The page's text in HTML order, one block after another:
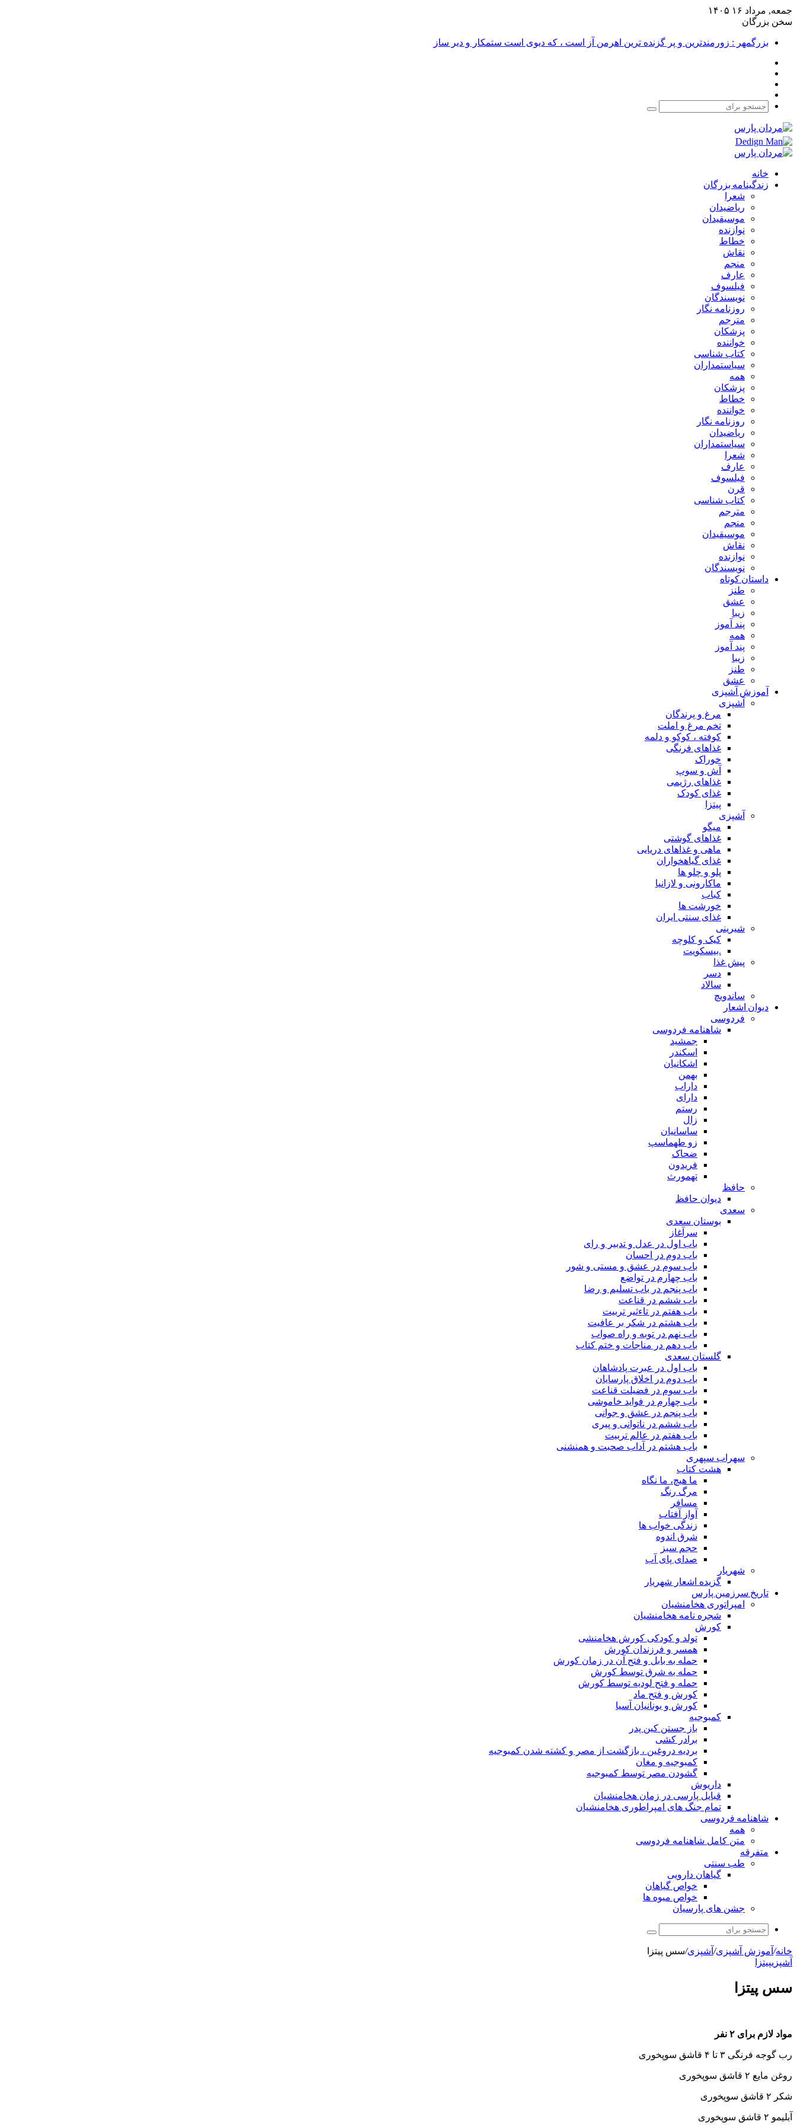
جمعه, مرداد ۱۶ ۱۴۰۵
سخن بزرگان
بزرگمهر : زورمندترین و پر گزنده ترین اهرمن آز است ، که دیوی است ستمکار و دیر ساز
جستجو
خانه
زندگینامه بزرگان
شعرا
ریاضیدان
موسیقیدان
نوازنده
خطاط
نقاش
منجم
عارف
فیلسوف
نویسندگان
روزنامه نگار
مترجم
پزشکان
خواننده
کتاب شناسی
سیاستمداران
همه
پزشکان
خطاط
خواننده
روزنامه نگار
ریاضیدان
سیاستمداران
شعرا
عارف
فیلسوف
قرن
کتاب شناسی
مترجم
منجم
موسیقیدان
نقاش
نوازنده
نویسندگان
داستان کوتاه
طنز
عشق
زیبا
پند آموز
همه
پند آموز
زیبا
طنز
عشق
آموزش آشپزی
آشپزی
مرغ و پرندگان
تخم مرغ و املت
کوفته ، کوکو و دلمه
غذاهای فرنگی
خوراک
آش و سوپ
غذاهای رژیمی
غذای کودک
پیتزا
آشپزی
میگو
غذاهای گوشتی
ماهی و غذاهای دریایی
غذای گیاهخواران
پلو و چلو ها
ماکارونی و لازانیا
کباب
خورشت ها
غذای سنتی ایران
شیرینی
کیک و کلوچه
.بیسکویت
پیش غذا
دسر
سالاد
ساندویچ
دیوان اشعار
فردوسی
شاهنامه فردوسی
جمشید
اسکندر
اشکانیان
بهمن
داراب
دارای
رستم
زال
ساسانیان
زو طهماسپ‏
ضحاک
فریدون
تهمورث
حافظ
دیوان حافظ
سعدی
بوستان سعدی
سرآغاز
باب اول در عدل و تدبیر و رای
باب دوم در احسان
باب سوم در عشق و مستی و شور
باب چهارم در تواضع
باب پنجم در باب تسلیم و رضا
باب ششم در قناعت
باب هفتم در تاءثیر تربیت
باب هشتم در شکر بر عافیت
باب نهم در توبه و راه صواب
باب دهم در مناجات و ختم کتاب
گلستان سعدی
باب اول در عبرت پادشاهان
باب دوم در اخلاق پارسایان
باب سوم در فضیلت قناعت
باب چهارم در فواید خاموشى
باب پنجم در عشق و جوانى
باب ششم در ناتوانى و پیرى
باب هفتم در عالم تربیت
باب هشتم در آداب صحبت و همنشنى
سهراب سپهری
هشت کتاب
ما هیچ، ما نگاه
مرگ رنگ
مسافر
آواز آفتاب
زندگی خواب ها
شرق اندوه
حجم سبز
صدای پای آب
شهریار
گزیده اشعار شهریار
تاریخ سرزمین پارس
امپراتوری هخامنشیان
شجره نامه هخامنشیان
کورش
تولد و کودکی کورش هخامنشی
همسر و فرزندان کورش
حمله به بابل و فتح آن در زمان کورش
حمله به شرق توسط کورش
حمله و فتح لودیه توسط کورش
کورش و فتح ماد
کورش و یونانیان آسیا
کمبوجیه
باز جستن کین پدر
برادر کشی
بردیه دروغین ، بازگشت از مصر و کشته شدن کمبوجیه
کمبوجیه و مغان
گشودن مصر توسط کمبوجیه
داریوش
قبایل پارسی در زمان هخامنشیان
تمام جنگ های امپراطوری هخامنشیان
شاهنامه فردوسی
همه
متن کامل شاهنامه فردوسی
متفرقه
طب سنتی
گیاهان دارویی
خواص گیاهان
خواص میوه ها
جشن های پارسیان
جستجو
برای
خانه/ آموزش آشپزی/ آشپزی/سس پیتزا
آشپزیپیتزا
سس پیتزا
مواد لازم برای ۲ نفر
رب گوجه فرنگی ۳ تا ۴ قاشق سوپخوری
روغن مایع ۲ قاشق سوپخوری
شکر ۲ قاشق سوپخوری
آبلیمو ۲ قاشق سوپخوری